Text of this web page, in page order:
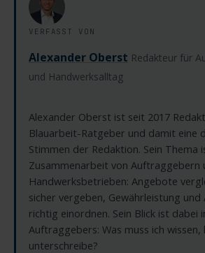
VERFASST VON
Alexander Oberst Redakteur für
und Handwerksalltag
Alexander Oberst ist seit 2017
Blauarbeit-Ratgeber und damit eine
Stimmen der Redaktion. Sein Thema
Zusammenarbeit von Auftraggebern
Handwerksbetrieben: Angebote
sicher vergeben, Gewährleistung
richtig einordnen. Sein Blick ist dabei
Auftraggebers: Was muss ich wissen,
unterschreibe?